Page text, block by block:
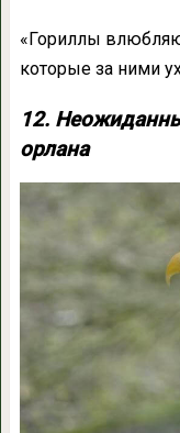
«Гориллы
которые за ними
12.
орлана